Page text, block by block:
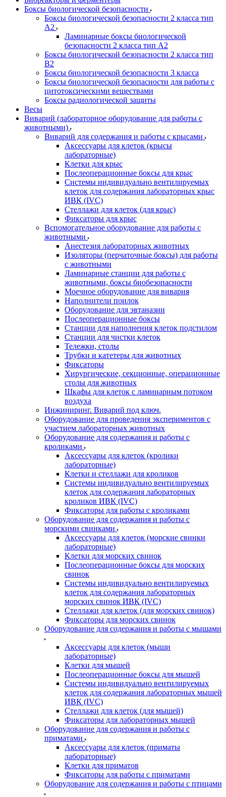
Боксы биологической безопасности
Боксы биологической безопасности 2 класса тип
A2
Ламинарные боксы биологической
безопасности 2 класса тип A2
Боксы биологической безопасности 2 класса тип
B2
Боксы биологической безопасности 3 класса
Боксы биологической безопасности для работы с
цитотоксическими веществами
Боксы радиологической защиты
Весы
Виварий (лабораторное оборудование для работы с
животными)
Виварий для содержания и работы с крысами
Аксессуары для клеток (крысы
лабораторные)
Клетки для крыс
Послеоперационные боксы для крыс
Системы индивидуально вентилируемых
клеток для содержания лабораторных крыс
ИВК (IVC)
Стеллажи для клеток (для крыс)
Фиксаторы для крыс
Вспомогательное оборудование для работы с
животными
Анестезия лабораторных животных
Изоляторы (перчаточные боксы) для работы
с животными
Ламинарные станции для работы с
животными, боксы биобезопасности
Моечное оборудование для вивария
Наполнители поилок
Оборудование для эвтаназии
Послеоперационные боксы
Станции для наполнения клеток подстилом
Станции для чистки клеток
Тележки, столы
Трубки и катетеры для животных
Фиксаторы
Хирургические, секционные, операционные
столы для животных
Шкафы для клеток с ламинарным потоком
воздуха
Инжиниринг. Виварий под ключ.
Оборудование для проведения экспериментов с
участием лабораторных животных
Оборудование для содержания и работы с
кроликами
Аксессуары для клеток (кролики
лабораторные)
Клетки и стеллажи для кроликов
Системы индивидуально вентилируемых
клеток для содержания лабораторных
кроликов ИВК (IVC)
Фиксаторы для работы с кроликами
Оборудование для содержания и работы с
морскими свинками
Аксессуары для клеток (морские свинки
лабораторные)
Клетки для морских свинок
Послеоперационные боксы для морских
свинок
Системы индивидуально вентилируемых
клеток для содержания лабораторных
морских свинок ИВК (IVC)
Стеллажи для клеток (для морских свинок)
Фиксаторы для морских свинок
Оборудование для содержания и работы с мышами
Аксессуары для клеток (мыши
лабораторные)
Клетки для мышей
Послеоперационные боксы для мышей
Системы индивидуально вентилируемых
клеток для содержания лабораторных мышей
ИВК (IVC)
Стеллажи для клеток (для мышей)
Фиксаторы для лабораторных мышей
Оборудование для содержания и работы с
приматами
Аксессуары для клеток (приматы
лабораторные)
Клетки для приматов
Фиксаторы для работы с приматами
Оборудование для содержания и работы с птицами